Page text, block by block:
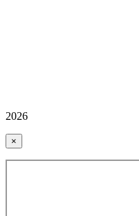
2026
×